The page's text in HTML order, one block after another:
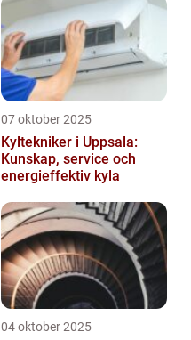
07 oktober 2025
Kyltekniker i Uppsala:
Kunskap, service och
energieffektiv kyla
04 oktober 2025